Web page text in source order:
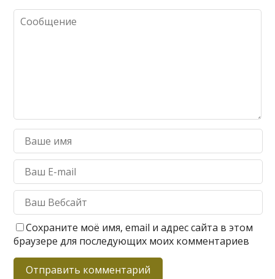
Сохраните моё имя, email и адрес сайта в этом
браузере для последующих моих комментариев